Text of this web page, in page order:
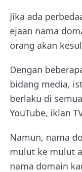
Jika ada
ejaan nama
orang akan
Dengan
bidang media,
berlaku di
YouTube, iklan
Namun, nama
mulut ke mulut
nama domain